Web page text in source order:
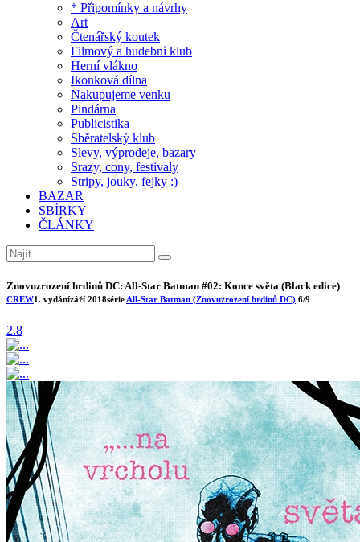
* Připomínky a návrhy
Art
Čtenářský koutek
Filmový a hudební klub
Herní vlákno
Ikonková dílna
Nakupujeme venku
Pindárna
Publicistika
Sběratelský klub
Slevy, výprodeje, bazary
Srazy, cony, festivaly
Stripy, jouky, fejky :)
BAZAR
SBÍRKY
ČLÁNKY
Znovuzrození hrdinů DC: All-Star Batman #02: Konce světa (Black edice)
CREW1. vydánízáří 2018série All-Star Batman (Znovuzrození hrdinů DC) 6/9
2.8